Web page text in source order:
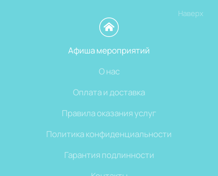
Наверх
Афиша мероприятий
О нас
Оплата и доставка
Правила оказания услуг
Политика конфиденциальности
Гарантия подлинности